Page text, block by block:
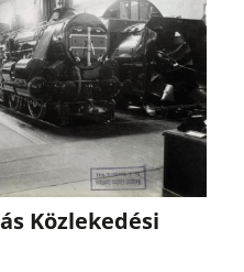
Közlekedési